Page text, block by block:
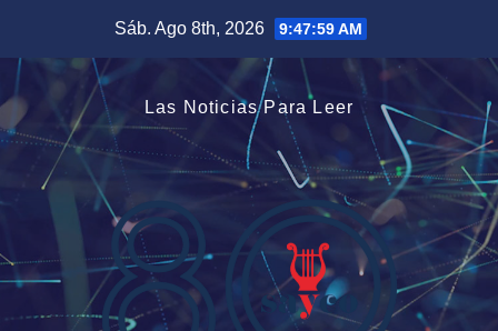
contenido
Sáb. Ago 8th, 2026 9:48:00 AM
Las Noticias Para Leer